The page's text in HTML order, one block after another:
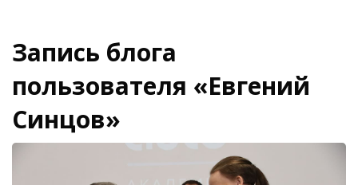
Блоки
Запись блога
пользователя «Евгений
Синцов»